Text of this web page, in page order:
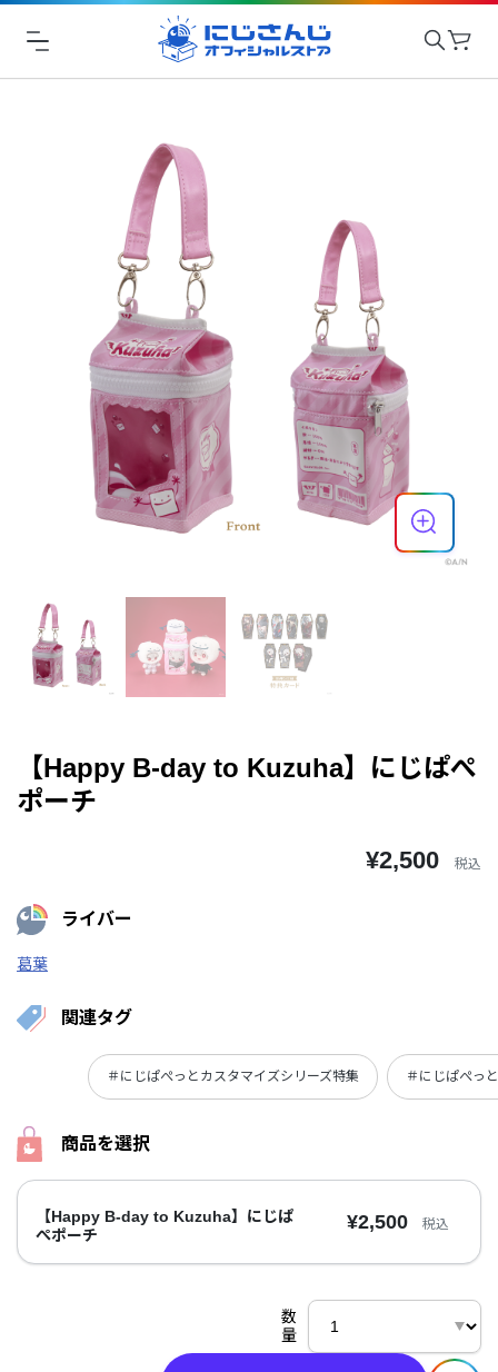
【Happy B-day to Kuzuha】にじぱぺ
ポーチ
¥2,500 税込
ライバー
葛葉
関連タグ
＃にじぱぺっとカスタマイズシリーズ特集 ＃にじぱぺっ
商品を選択
【Happy B-day to Kuzuha】にじぱ
ぺポーチ
¥2,500 税込
数
量